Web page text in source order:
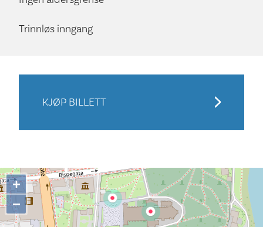
Trinnløs inngang
KJØP BILLETT
+
−